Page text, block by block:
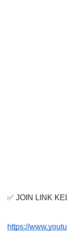
✅ JOIN LINK
https://